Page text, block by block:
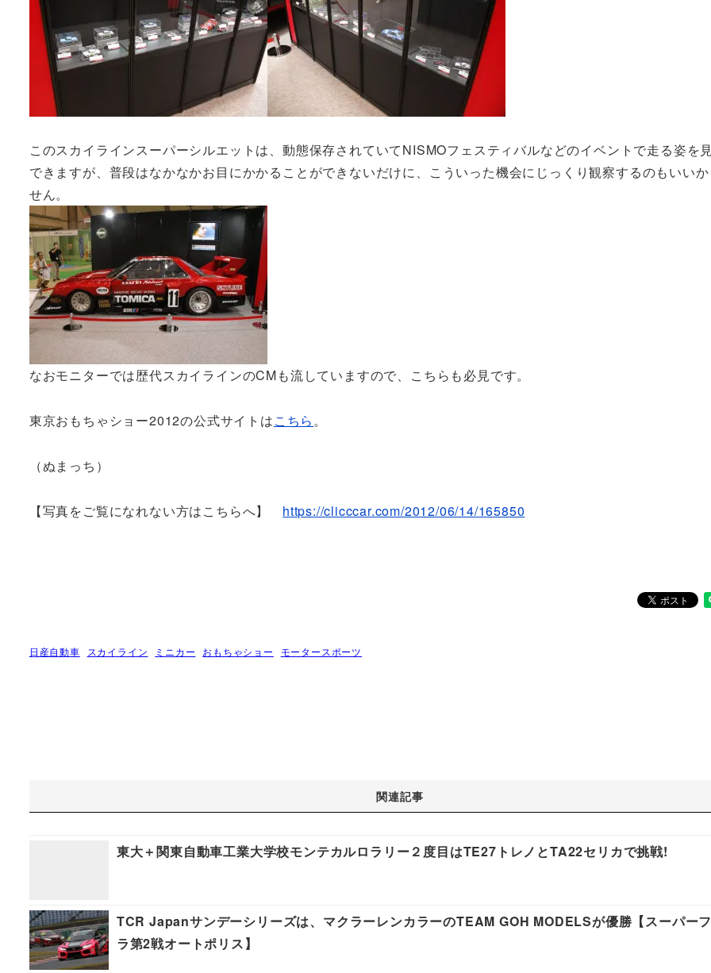
このスカイラインスーパーシルエットは、動態保存されていてNISMOフェスティバルなどのイベントで走る姿を
できますが、普段はなかなかお目にかかることができないだけに、こういった機会にじっくり観察するのもいいか
せん。
なおモニターでは歴代スカイラインのCMも流していますので、こちらも必見です。
東京おもちゃショー2012の公式サイトはこちら。
（ぬまっち）
【写真をご覧になれない方はこちらへ】 https://clicccar.com/2012/06/14/165850
日産自動車 スカイライン ミニカー おもちゃショー モータースポーツ
関連記事
東大＋関東自動車工業大学校モンテカルロラリー２度目はTE27トレノとTA22セリカで挑戦!
TCR Japanサンデーシリーズは、マクラーレンカラーのTEAM GOH MODELSが優勝【スーパー
ラ第2戦オートポリス】